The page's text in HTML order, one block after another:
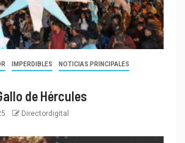
IMPERDIBLES
NOTICIAS PRINCIPALES
de Hércules
Directordigital